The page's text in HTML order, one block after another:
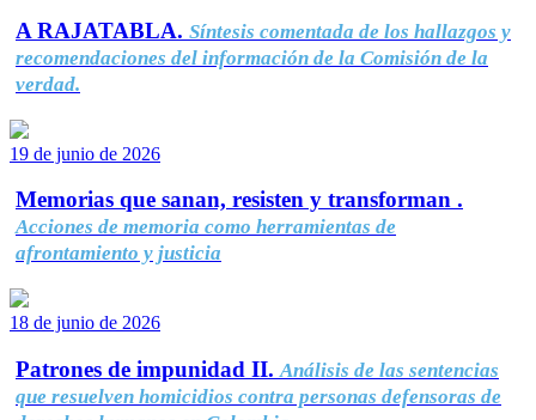
A RAJATABLA. Síntesis comentada de los hallazgos y
recomendaciones del información de la Comisión de la
verdad.
19 de junio de 2026
Memorias que sanan, resisten y transforman .
Acciones de memoria como herramientas de
afrontamiento y justicia
18 de junio de 2026
Patrones de impunidad II. Análisis de las sentencias
que resuelven homicidios contra personas defensoras de